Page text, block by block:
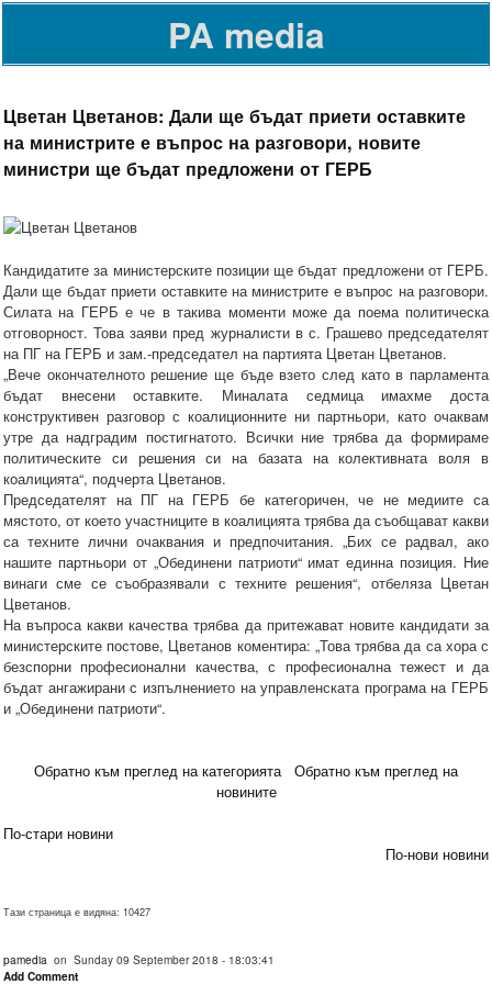
PA media
Цветан Цветанов: Дали ще бъдат приети оставките
на министрите е въпрос на разговори, новите
министри ще бъдат предложени от ГЕРБ
Кандидатите за министерските позиции ще бъдат предложени от ГЕРБ.
Дали ще бъдат приети оставките на министрите е въпрос на разговори.
Силата на ГЕРБ е че в такива моменти може да поема политическа
отговорност. Това заяви пред журналисти в с. Грашево председателят
на ПГ на ГЕРБ и зам.-председател на партията Цветан Цветанов.
„Вече окончателното решение ще бъде взето след като в парламента
бъдат внесени оставките. Миналата седмица имахме доста
конструктивен разговор с коалиционните ни партньори, като очаквам
утре да надградим постигнатото. Всички ние трябва да формираме
политическите си решения си на базата на колективната воля в
коалицията“, подчерта Цветанов.
Председателят на ПГ на ГЕРБ бе категоричен, че не медиите са
мястото, от което участниците в коалицията трябва да съобщават какви
са техните лични очаквания и предпочитания. „Бих се радвал, ако
нашите партньори от „Обединени патриоти“ имат единна позиция. Ние
винаги сме се съобразявали с техните решения“, отбеляза Цветан
Цветанов.
На въпроса какви качества трябва да притежават новите кандидати за
министерските постове, Цветанов коментира: „Това трябва да са хора с
безспорни професионални качества, с професионална тежест и да
бъдат ангажирани с изпълнението на управленската програма на ГЕРБ
и „Обединени патриоти“.
Обратно към преглед на категорията
Обратно към преглед на
новините
По-стари новини
По-нови новини
Тази страница е видяна: 10427
pamedia on Sunday 09 September 2018 - 18:03:41
Add Comment